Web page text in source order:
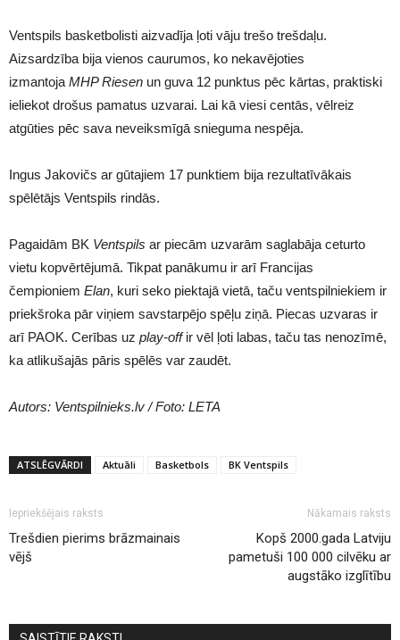
Ventspils basketbolisti aizvadīja ļoti vāju trešo trešdaļu.
Aizsardzība bija vienos caurumos, ko nekavējoties
izmantoja MHP Riesen un guva 12 punktus pēc kārtas, praktiski
ieliekot drošus pamatus uzvarai. Lai kā viesi centās, vēlreiz
atgūties pēc sava neveiksmīgā snieguma nespēja.
Ingus Jakovičs ar gūtajiem 17 punktiem bija rezultatīvākais
spēlētājs Ventspils rindās.
Pagaidām BK Ventspils ar piecām uzvarām saglabāja ceturto
vietu kopvērtējumā. Tikpat panākumu ir arī Francijas
čempioniem Elan, kuri seko piektajā vietā, taču ventspilniekiem ir
priekšroka pār viņiem savstarpējo spēļu ziņā. Piecas uzvaras ir
arī PAOK. Cerības uz play-offir vēl ļoti labas, taču tas nenozīmē,
ka atlikušajās pāris spēlēs var zaudēt.
Autors: Ventspilnieks.lv / Foto: LETA
ATSLĒGVĀRDI Aktuāli Basketbols BK Ventspils
Iepriekšējais raksts
Trešdien pierims brāzmainais
vējš
Nākamais raksts
Kopš 2000.gada Latviju
pametuši 100 000 cilvēku ar
augstāko izglītību